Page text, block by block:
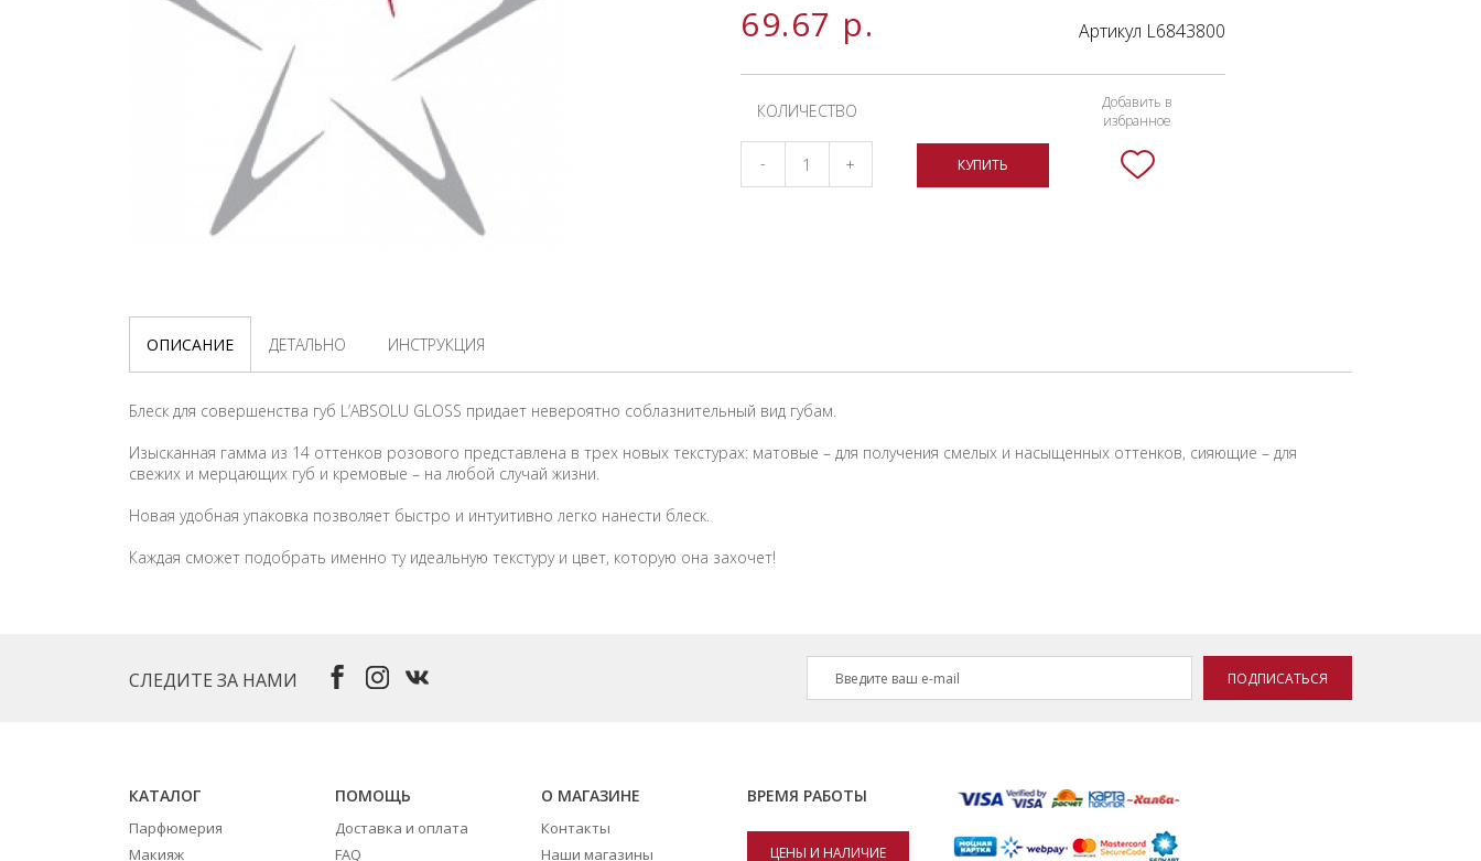
69.67 р. Артикул L6843800
КОЛИЧЕСТВО
- + КУПИТЬ
Добавить в
избранное
ОПИСАНИЕ ДЕТАЛЬНО ИНСТРУКЦИЯ
Блеск для совершенства губ L’ABSOLU GLOSS придает невероятно соблазнительный вид губам.
Изысканная гамма из 14 оттенков розового представлена в трех новых текстурах: матовые – для получения смелых и насыщенных оттенков, сияющие – для
свежих и мерцающих губ и кремовые – на любой случай жизни.
Новая удобная упаковка позволяет быстро и интуитивно легко нанести блеск.
Каждая сможет подобрать именно ту идеальную текстуру и цвет, которую она захочет!
СЛЕДИТЕ ЗА НАМИ ПОДПИСАТЬСЯ
КАТАЛОГ
Парфюмерия
Макияж
ПОМОЩЬ
Доставка и оплата
FAQ
О МАГАЗИНЕ
Контакты
Наши магазины
ВРЕМЯ РАБОТЫ
ЦЕНЫ И НАЛИЧИЕ